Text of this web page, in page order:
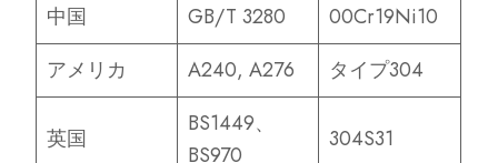
中国
GB/T 3280
00Cr19Ni10
アメリカ
A240, A276 タイプ304
英国
BS1449、
BS970
304S31